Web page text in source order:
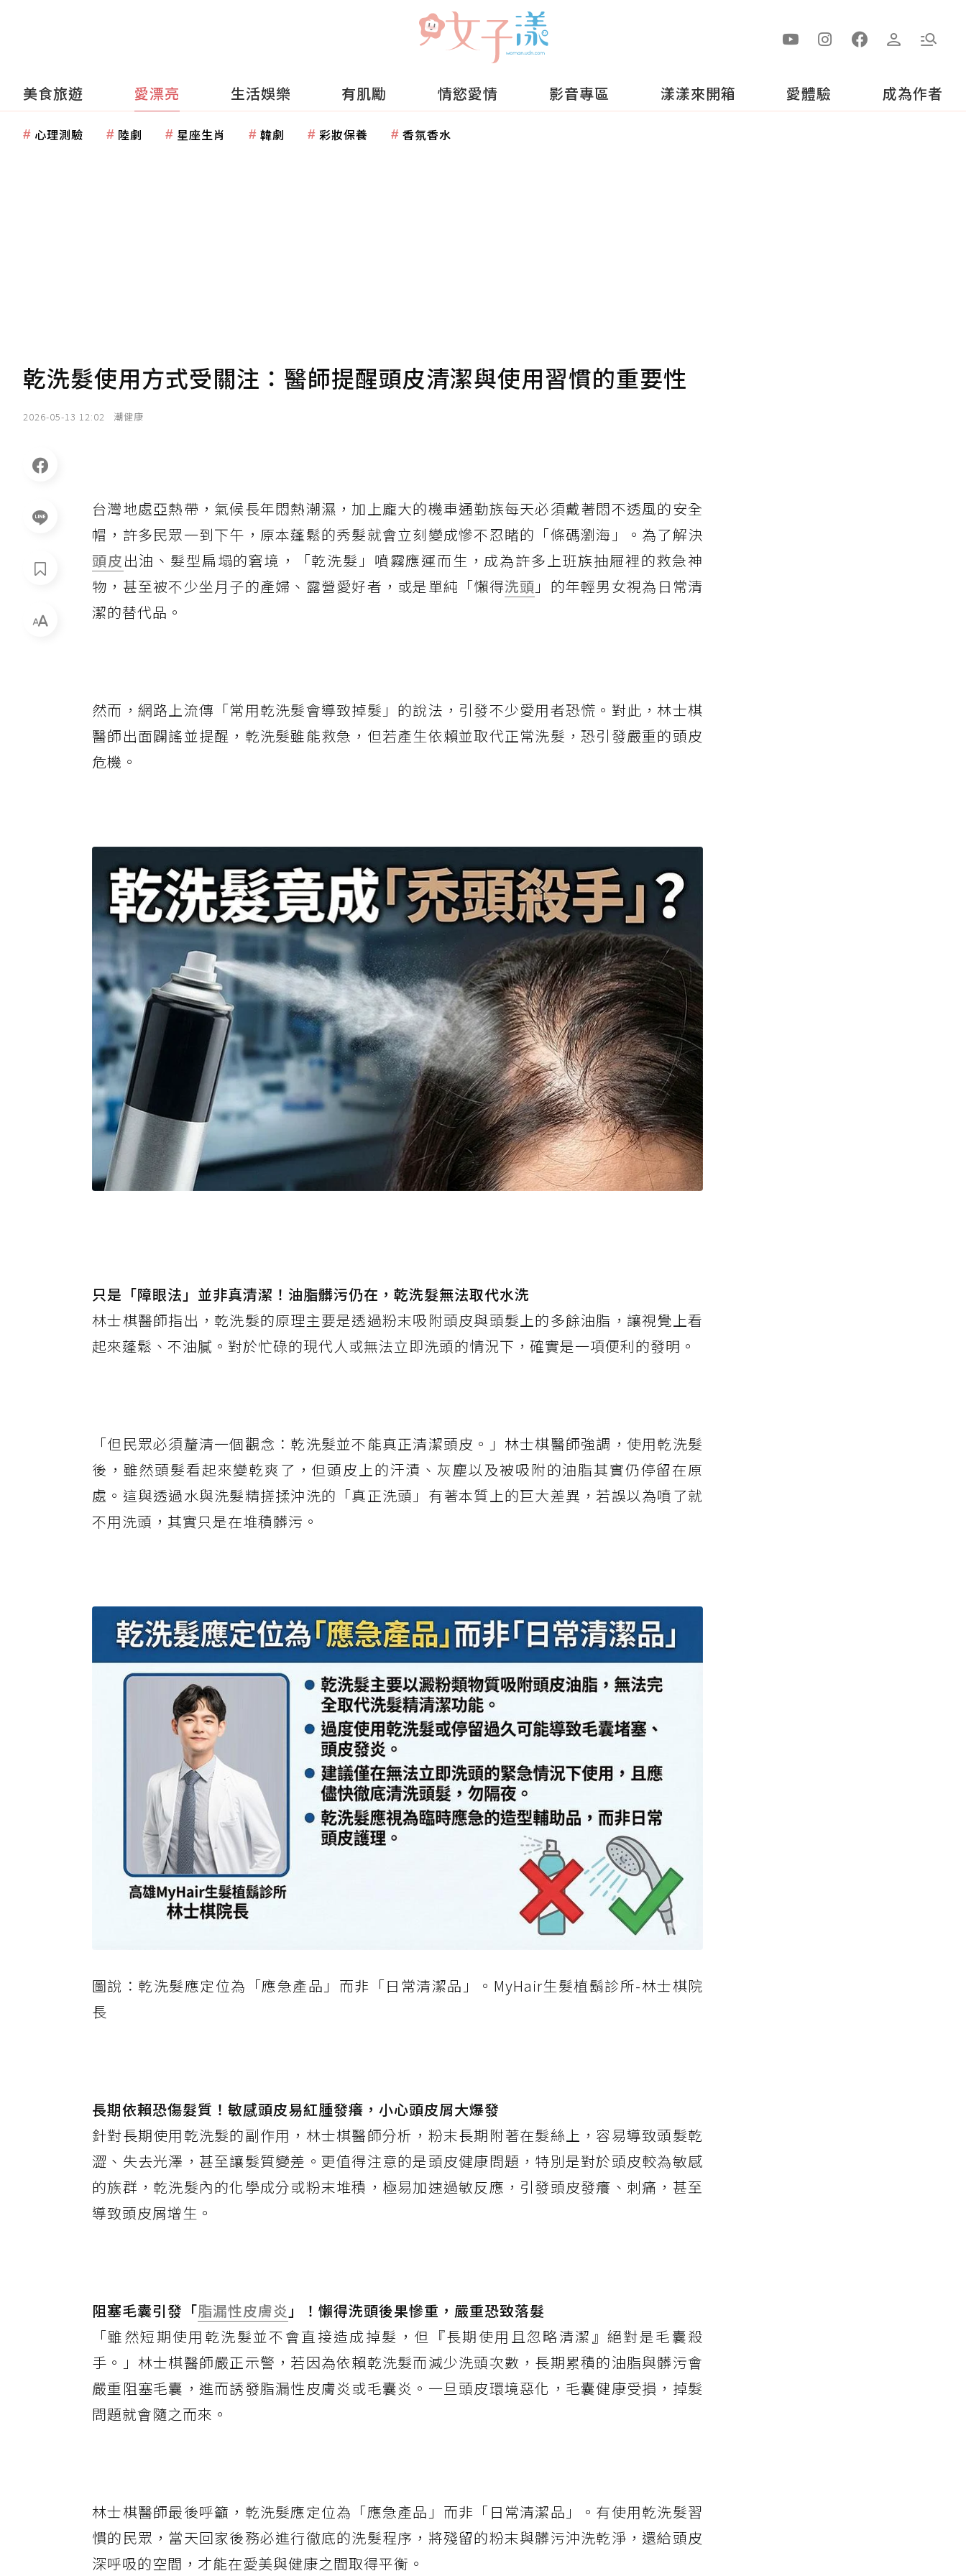
美食旅遊 愛漂亮 生活娛樂 有肌勵 情慾愛情 影音專區 漾漾來開箱 愛體驗 成為作者
心理測驗 陸劇 星座生肖 韓劇 彩妝保養 香氛香水
乾洗髮使用方式受關注：醫師提醒頭皮清潔與使用習慣的重要性
2026-05-13 12:02 潮健康
台灣地處亞熱帶，氣候長年悶熱潮濕，加上龐大的機車通勤族每天必須戴著悶不透風的安全
帽，許多民眾一到下午，原本蓬鬆的秀髮就會立刻變成慘不忍睹的「條碼瀏海」。為了解決
頭皮出油、髮型扁塌的窘境，「乾洗髮」噴霧應運而生，成為許多上班族抽屜裡的救急神
物，甚至被不少坐月子的產婦、露營愛好者，或是單純「懶得洗頭 」的年輕男女視為日常清
潔的替代品。
然而，網路上流傳「常用乾洗髮會導致掉髮」的說法，引發不少愛用者恐慌。對此，林士棋
醫師出面闢謠並提醒，乾洗髮雖能救急，但若產生依賴並取代正常洗髮，恐引發嚴重的頭皮
危機。
只是「障眼法」並非真清潔！油脂髒污仍在，乾洗髮無法取代水洗
林士棋醫師指出，乾洗髮的原理主要是透過粉末吸附頭皮與頭髮上的多餘油脂，讓視覺上看
起來蓬鬆、不油膩。對於忙碌的現代人或無法立即洗頭的情況下，確實是一項便利的發明。
「但民眾必須釐清一個觀念：乾洗髮並不能真正清潔頭皮。」林士棋醫師強調，使用乾洗髮
後，雖然頭髮看起來變乾爽了，但頭皮上的汗漬、灰塵以及被吸附的油脂其實仍停留在原
處。這與透過水與洗髮精搓揉沖洗的「真正洗頭」有著本質上的巨大差異，若誤以為噴了就
不用洗頭，其實只是在堆積髒污。
圖說：乾洗髮應定位為「應急產品」而非「日常清潔品」。MyHair生髮植鬍診所-林士棋院
長
長期依賴恐傷髮質！敏感頭皮易紅腫發癢，小心頭皮屑大爆發
針對長期使用乾洗髮的副作用，林士棋醫師分析，粉末長期附著在髮絲上，容易導致頭髮乾
澀、失去光澤，甚至讓髮質變差。更值得注意的是頭皮健康問題，特別是對於頭皮較為敏感
的族群，乾洗髮內的化學成分或粉末堆積，極易加速過敏反應，引發頭皮發癢、刺痛，甚至
導致頭皮屑增生。
阻塞毛囊引發「脂漏性皮膚炎 」！懶得洗頭後果慘重，嚴重恐致落髮
「雖然短期使用乾洗髮並不會直接造成掉髮，但『長期使用且忽略清潔』絕對是毛囊殺
手。」林士棋醫師嚴正示警，若因為依賴乾洗髮而減少洗頭次數，長期累積的油脂與髒污會
嚴重阻塞毛囊，進而誘發脂漏性皮膚炎或毛囊炎。一旦頭皮環境惡化，毛囊健康受損，掉髮
問題就會隨之而來。
林士棋醫師最後呼籲，乾洗髮應定位為「應急產品」而非「日常清潔品」。有使用乾洗髮習
慣的民眾，當天回家後務必進行徹底的洗髮程序，將殘留的粉末與髒污沖洗乾淨，還給頭皮
深呼吸的空間，才能在愛美與健康之間取得平衡。